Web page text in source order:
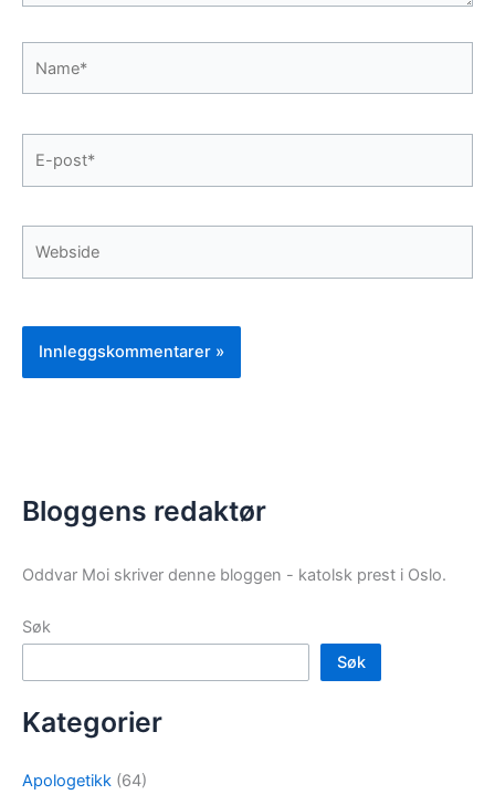
post*
Bloggens redaktør
Oddvar Moi skriver denne bloggen - katolsk prest i Oslo.
Søk
Søk
Kategorier
Apologetikk (64)